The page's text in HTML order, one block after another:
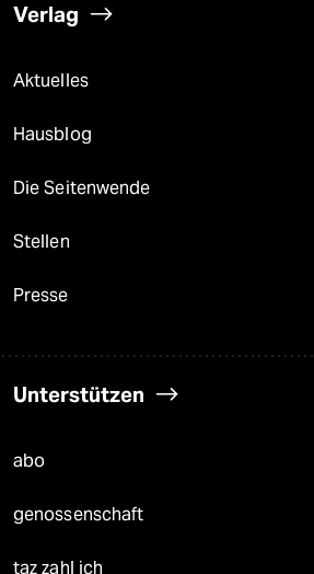
Verlag
Aktuelles
Hausblog
Die Seitenwende
Stellen
Presse
Unterstützen
abo
genossenschaft
taz zahl ich